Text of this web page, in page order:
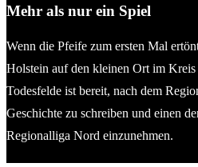
Mehr als nur ein Spiel
Wenn die Pfeife zum ersten Mal
Holstein auf den kleinen Ort im
Todesfelde ist bereit, nach dem
Geschichte zu schreiben und einen
Regionalliga Nord einzunehmen.